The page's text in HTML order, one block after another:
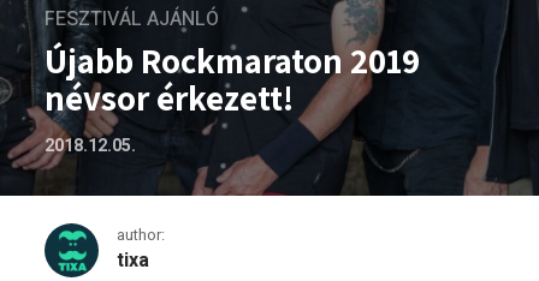
FESZTIVÁL AJÁNLÓ
Újabb Rockmaraton 2019
névsor érkezett!
2018.12.05.
author:
tixa